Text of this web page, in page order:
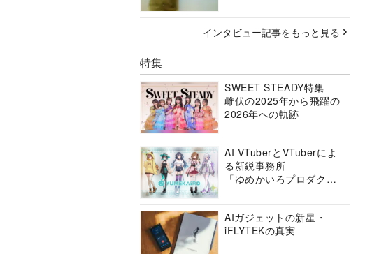
インタビュー記事をもっと見る
特集
SWEET STEADY特集
雌伏の2025年から飛躍の
2026年への軌跡
AI VTuberとVTuberによ
る新鋭事務所
「ゆめかいろプロダクシ
AIガジェットの新星・
iFLYTEKの真実